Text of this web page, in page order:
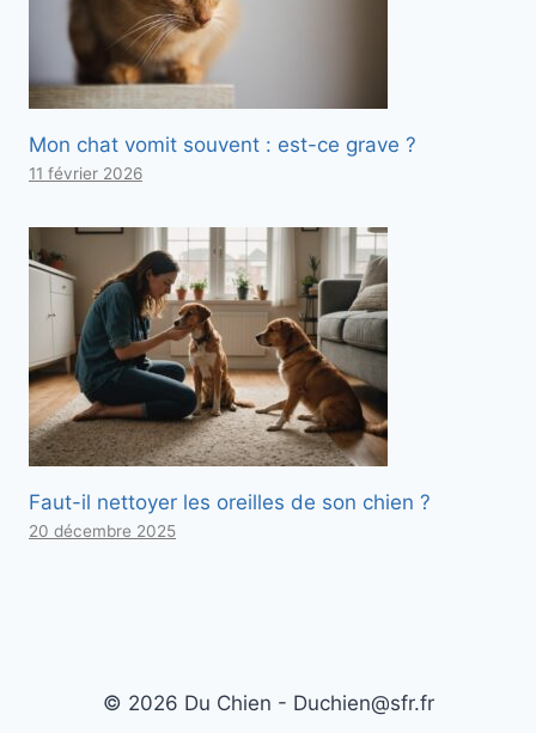
Mon chat vomit souvent : est-ce grave ?
11 février 2026
Faut-il nettoyer les oreilles de son chien ?
20 décembre 2025
© 2026 Du Chien - Duchien@sfr.fr